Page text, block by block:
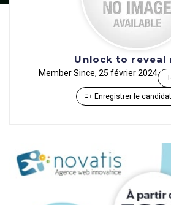
Unlock to reveal
Member Since, 25 février 2024
Enregistrer le candidat